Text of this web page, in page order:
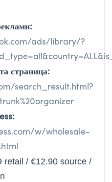
ads/library/?
страница:
search_result.html?
w/wholesale-
retail / €12.90 source /